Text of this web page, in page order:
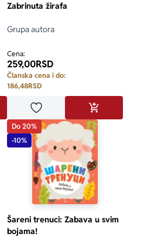
U KORPU
Zabrinuta žirafa
Grupa autora
Cena:
259,00RSD
Članska cena i do:
186,48RSD
Dodaj u omiljeneDODAJ U
Do 20%
-10%
Šareni trenuci: Zabava u svim
bojama!